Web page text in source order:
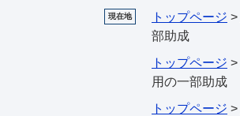
現在地 トップページ >
部助成
トップページ >
用の一部助成
トップページ >